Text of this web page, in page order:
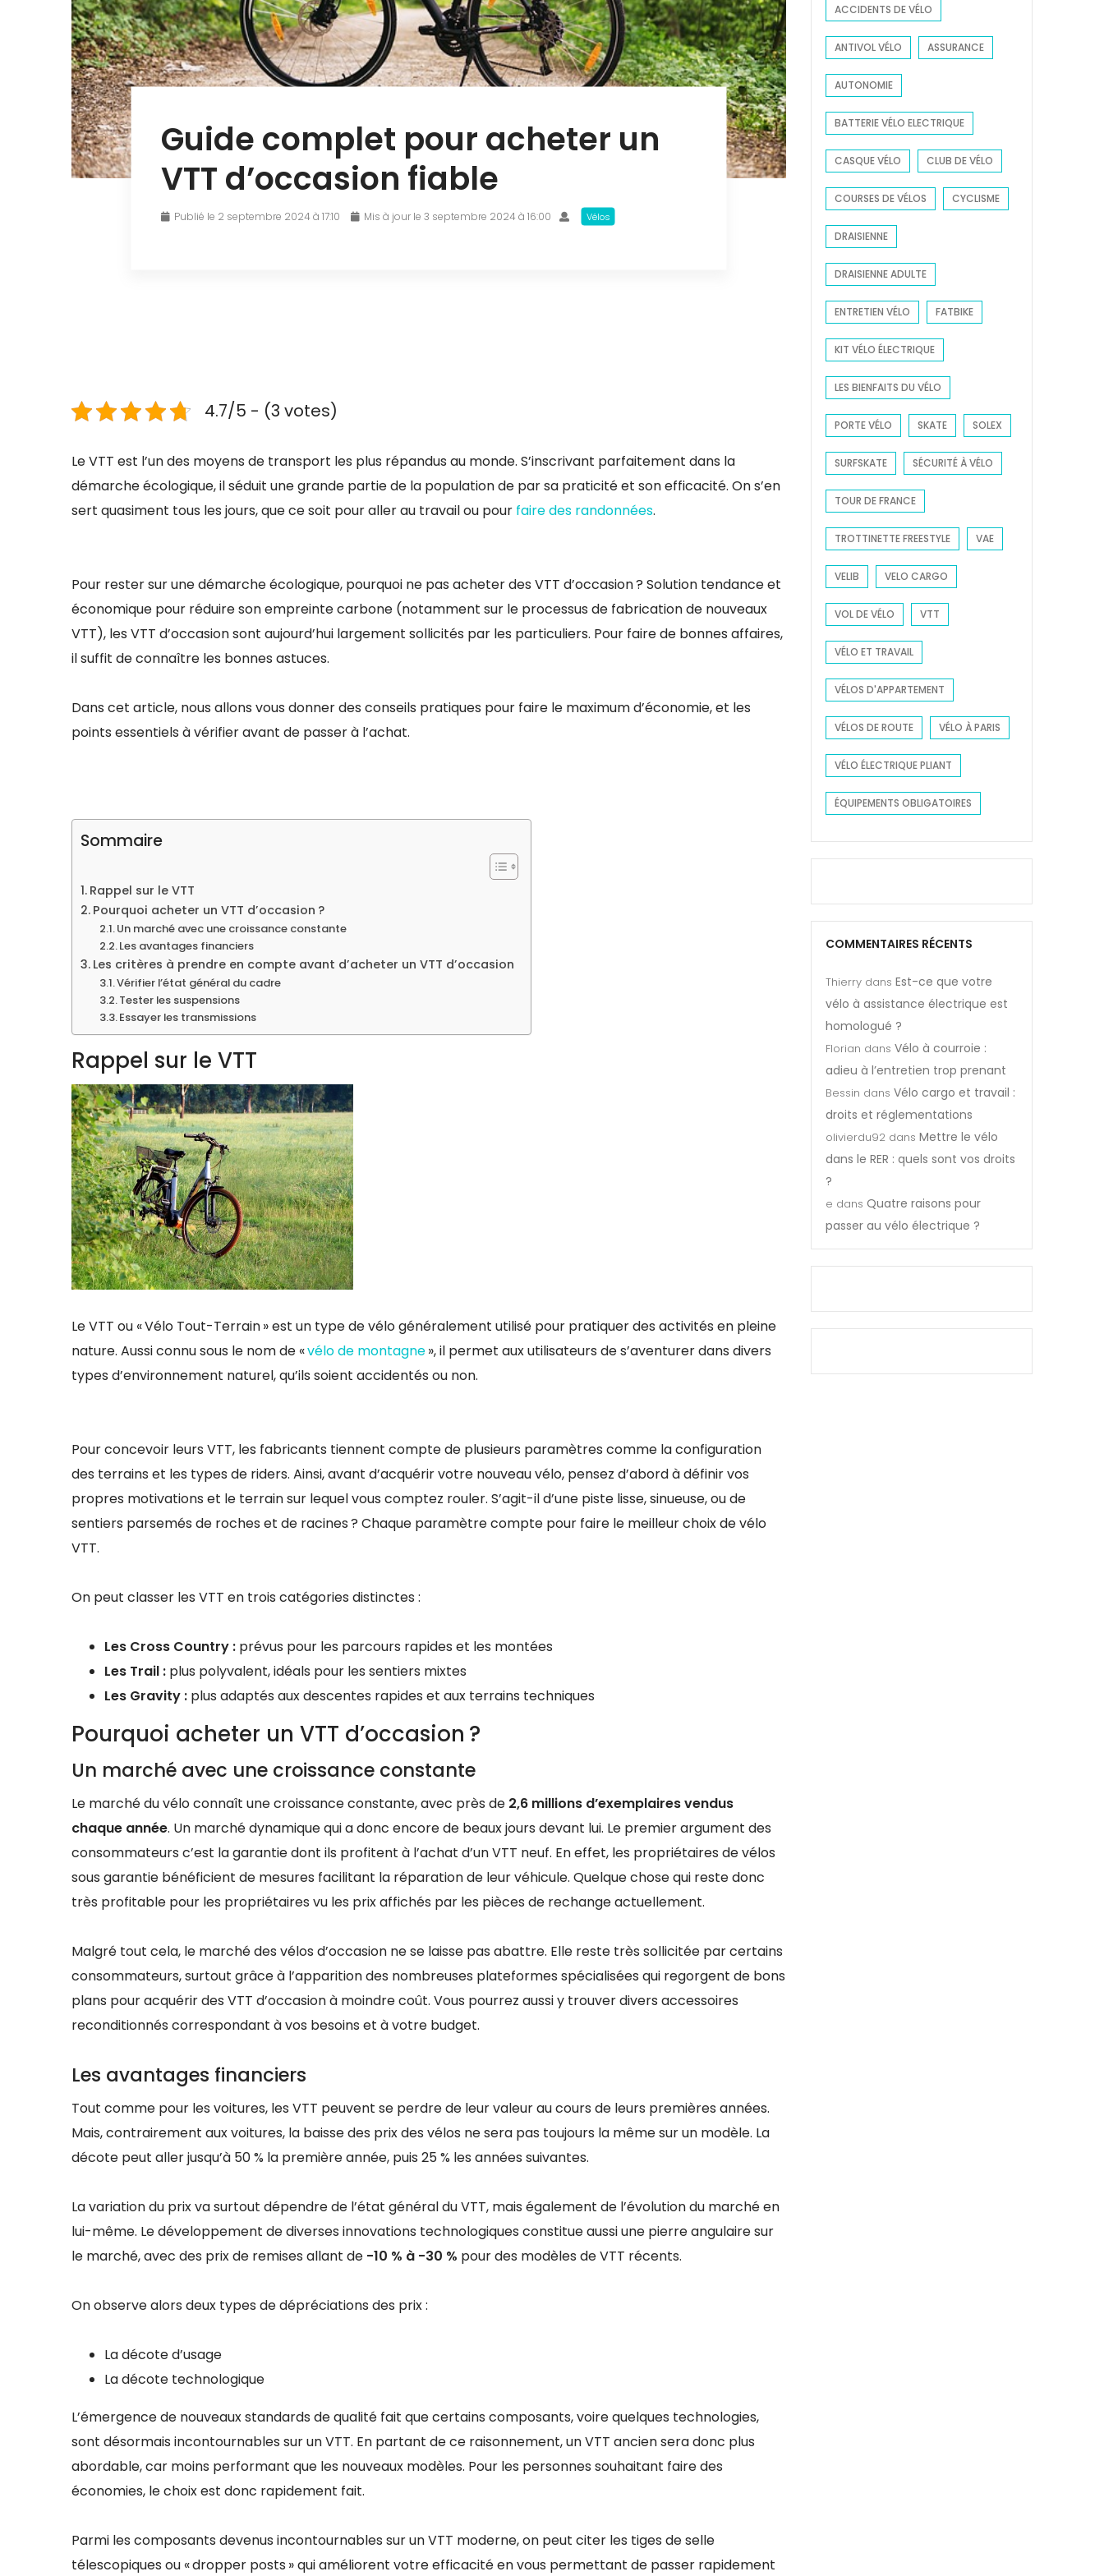
Guide complet pour acheter un
VTT d’occasion fiable
Publié le 2 septembre 2024 à 17:10 Mis à jour le 3 septembre 2024 à 16:00 Vélos
4.7/5 - (3 votes)
Le VTT est l’un des moyens de transport les plus répandus au monde. S’inscrivant parfaitement dans la
démarche écologique, il séduit une grande partie de la population de par sa praticité et son efficacité. On s’en
sert quasiment tous les jours, que ce soit pour aller au travail ou pour faire des randonnées.
Pour rester sur une démarche écologique, pourquoi ne pas acheter des VTT d’occasion ? Solution tendance et
économique pour réduire son empreinte carbone (notamment sur le processus de fabrication de nouveaux
VTT), les VTT d’occasion sont aujourd’hui largement sollicités par les particuliers. Pour faire de bonnes affaires,
il suffit de connaître les bonnes astuces.
Dans cet article, nous allons vous donner des conseils pratiques pour faire le maximum d’économie, et les
points essentiels à vérifier avant de passer à l’achat.
Sommaire
Rappel sur le VTT
Pourquoi acheter un VTT d’occasion ?
Un marché avec une croissance constante
Les avantages financiers
Les critères à prendre en compte avant d’acheter un VTT d’occasion
Vérifier l’état général du cadre
Tester les suspensions
Essayer les transmissions
Rappel sur le VTT
Le VTT ou « Vélo Tout-Terrain » est un type de vélo généralement utilisé pour pratiquer des activités en pleine
nature. Aussi connu sous le nom de «vélo de montagne», il permet aux utilisateurs de s’aventurer dans divers
types d’environnement naturel, qu’ils soient accidentés ou non.
Pour concevoir leurs VTT, les fabricants tiennent compte de plusieurs paramètres comme la configuration
des terrains et les types de riders. Ainsi, avant d’acquérir votre nouveau vélo, pensez d’abord à définir vos
propres motivations et le terrain sur lequel vous comptez rouler. S’agit-il d’une piste lisse, sinueuse, ou de
sentiers parsemés de roches et de racines ? Chaque paramètre compte pour faire le meilleur choix de vélo
VTT.
On peut classer les VTT en trois catégories distinctes :
Les Cross Country : prévus pour les parcours rapides et les montées
Les Trail : plus polyvalent, idéals pour les sentiers mixtes
Les Gravity : plus adaptés aux descentes rapides et aux terrains techniques
Pourquoi acheter un VTT d’occasion ?
Un marché avec une croissance constante
Le marché du vélo connaît une croissance constante, avec près de 2,6 millions d’exemplaires vendus
chaque année. Un marché dynamique qui a donc encore de beaux jours devant lui. Le premier argument des
consommateurs c’est la garantie dont ils profitent à l’achat d’un VTT neuf. En effet, les propriétaires de vélos
sous garantie bénéficient de mesures facilitant la réparation de leur véhicule. Quelque chose qui reste donc
très profitable pour les propriétaires vu les prix affichés par les pièces de rechange actuellement.
Malgré tout cela, le marché des vélos d’occasion ne se laisse pas abattre. Elle reste très sollicitée par certains
consommateurs, surtout grâce à l’apparition des nombreuses plateformes spécialisées qui regorgent de bons
plans pour acquérir des VTT d’occasion à moindre coût. Vous pourrez aussi y trouver divers accessoires
reconditionnés correspondant à vos besoins et à votre budget.
Les avantages financiers
Tout comme pour les voitures, les VTT peuvent se perdre de leur valeur au cours de leurs premières années.
Mais, contrairement aux voitures, la baisse des prix des vélos ne sera pas toujours la même sur un modèle. La
décote peut aller jusqu’à 50 % la première année, puis 25 % les années suivantes.
La variation du prix va surtout dépendre de l’état général du VTT, mais également de l’évolution du marché en
lui-même. Le développement de diverses innovations technologiques constitue aussi une pierre angulaire sur
le marché, avec des prix de remises allant de -10 % à -30 % pour des modèles de VTT récents.
On observe alors deux types de dépréciations des prix :
La décote d’usage
La décote technologique
L’émergence de nouveaux standards de qualité fait que certains composants, voire quelques technologies,
sont désormais incontournables sur un VTT. En partant de ce raisonnement, un VTT ancien sera donc plus
abordable, car moins performant que les nouveaux modèles. Pour les personnes souhaitant faire des
économies, le choix est donc rapidement fait.
Parmi les composants devenus incontournables sur un VTT moderne, on peut citer les tiges de selle
télescopiques ou « dropper posts » qui améliorent votre efficacité en vous permettant de passer rapidement
r
:
ACCIDENTS DE VÉLO
ANTIVOL VÉLO ASSURANCE
AUTONOMIE
BATTERIE VÉLO ELECTRIQUE
CASQUE VÉLO CLUB DE VÉLO
COURSES DE VÉLOS CYCLISME
DRAISIENNE
DRAISIENNE ADULTE
ENTRETIEN VÉLO FATBIKE
KIT VÉLO ÉLECTRIQUE
LES BIENFAITS DU VÉLO
PORTE VÉLO SKATE SOLEX
SURFSKATE SÉCURITÉ À VÉLO
TOUR DE FRANCE
TROTTINETTE FREESTYLE VAE
VELIB VELO CARGO
VOL DE VÉLO VTT
VÉLO ET TRAVAIL
VÉLOS D'APPARTEMENT
VÉLOS DE ROUTE VÉLO À PARIS
VÉLO ÉLECTRIQUE PLIANT
ÉQUIPEMENTS OBLIGATOIRES
COMMENTAIRES RÉCENTS
Thierry dans Est-ce que votre
vélo à assistance électrique est
homologué ?
Florian dans Vélo à courroie :
adieu à l’entretien trop prenant
Bessin dans Vélo cargo et travail :
droits et réglementations
olivierdu92 dans Mettre le vélo
dans le RER : quels sont vos droits
?
e dans Quatre raisons pour
passer au vélo électrique ?